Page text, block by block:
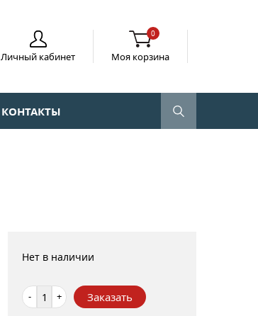
Личный кабинет
0
Моя корзина
КОНТАКТЫ
Нет в наличии
- + Заказать